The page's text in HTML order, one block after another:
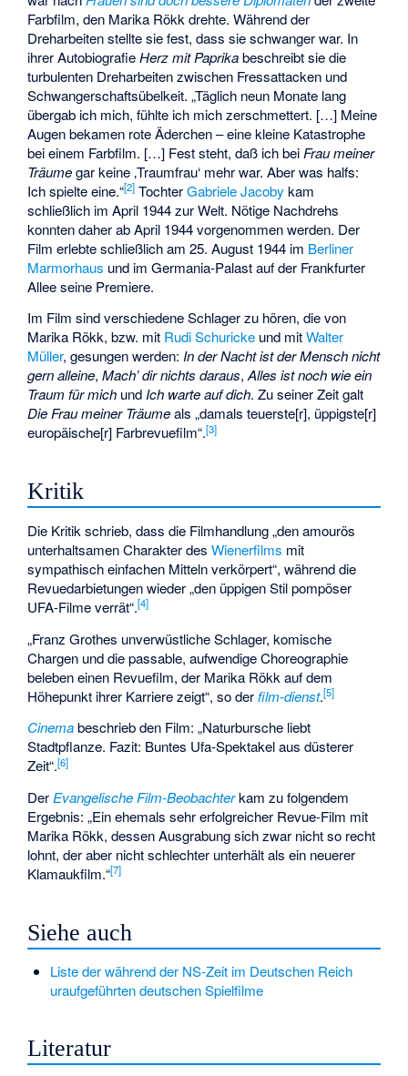
Farbfilm, den Marika Rökk drehte. Während der
Dreharbeiten stellte sie fest, dass sie schwanger war. In
ihrer AutobiografieHerz mit Paprikabeschreibt sie die
turbulenten Dreharbeiten zwischen Fressattacken und
Schwangerschaftsübelkeit. „Täglich neun Monate lang
übergab ich mich, fühlte ich mich zerschmettert. […] Meine
Augen bekamen rote Äderchen – eine kleine Katastrophe
bei einem Farbfilm. […] Fest steht, daß ich bei Frau meiner
Träumegar keine ‚Traumfrau‘ mehr war. Aber was halfs:
Ich spielte eine.“[2] TochterGabriele Jacoby kam
schließlich im April 1944 zur Welt. Nötige Nachdrehs
konnten daher ab April 1944 vorgenommen werden. Der
Film erlebte schließlich am 25. August 1944 im Berliner
Marmorhaus und im Germania-Palast auf der Frankfurter
Allee seine Premiere.
Im Film sind verschiedene Schlager zu hören, die von
Marika Rökk, bzw. mit Rudi Schuricke und mitWalter
Müller, gesungen werden:In der Nacht ist der Mensch nicht
gern alleine,Mach’ dir nichts daraus,Alles ist noch wie ein
Traum für mich undIch warte auf dich. Zu seiner Zeit galt
Die Frau meiner Träumeals „damals teuerste[r], üppigste[r]
europäische[r] Farbrevuefilm“.[3]
Kritik
Die Kritik schrieb, dass die Filmhandlung „den amourös
unterhaltsamen Charakter desWienerfilms mit
sympathisch einfachen Mitteln verkörpert“, während die
Revuedarbietungen wieder „den üppigen Stil pompöser
UFA-Filme verrät“.[4]
„Franz Grothes unverwüstliche Schlager, komische
Chargen und die passable, aufwendige Choreographie
beleben einen Revuefilm, der Marika Rökk auf dem
Höhepunkt ihrer Karriere zeigt“, so derfilm-dienst.[5]
Cinemabeschrieb den Film: „Naturbursche liebt
Stadtpflanze. Fazit: Buntes Ufa-Spektakel aus düsterer
Zeit“.[6]
Der Evangelische Film-Beobachterkam zu folgendem
Ergebnis: „Ein ehemals sehr erfolgreicher Revue-Film mit
Marika Rökk, dessen Ausgrabung sich zwar nicht so recht
lohnt, der aber nicht schlechter unterhält als ein neuerer
Klamaukfilm.“[7]
Siehe auch
Liste der während der NS-Zeit im Deutschen Reich
uraufgeführten deutschen Spielfilme
Literatur